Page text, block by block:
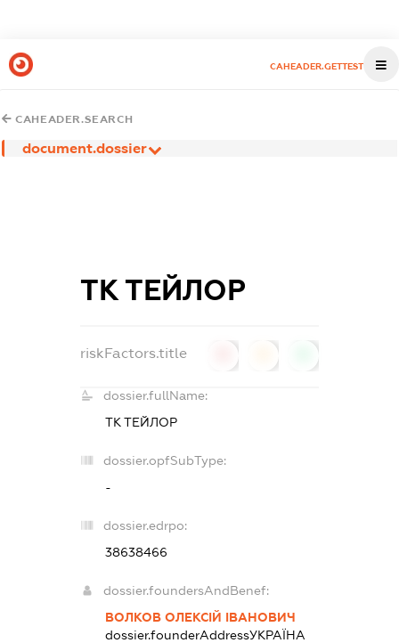
CAHEADER.GETTEST
CAHEADER.SEARCH
document.dossier
ТК ТЕЙЛОР
riskFactors.title
dossier.fullName:
ТК ТЕЙЛОР
dossier.opfSubType:
-
dossier.edrpo:
38638466
dossier.foundersAndBenef:
ВОЛКОВ ОЛЕКСІЙ ІВАНОВИЧ
dossier.founderAddressУКРАЇНА